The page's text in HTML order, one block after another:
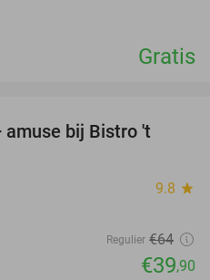
Gratis
amuse bij Bistro 't
9.8 star
Regulier €64
€39,90